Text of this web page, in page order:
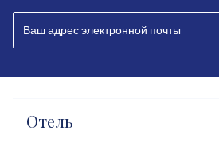
Отель